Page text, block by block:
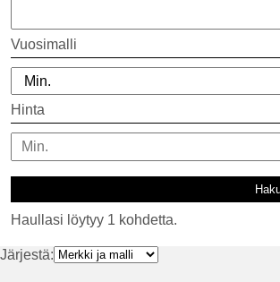
Vuosimalli
Hinta
Haullasi löytyy 1 kohdetta.
Järjestä: